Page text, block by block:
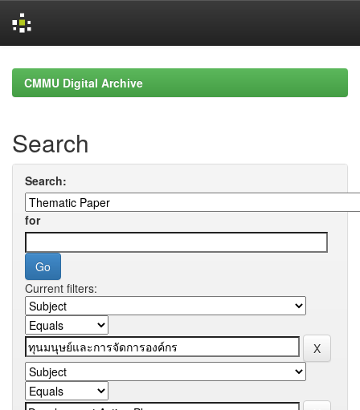
navigationCMMU Digital Archive
Search
Search:
for
Current filters: